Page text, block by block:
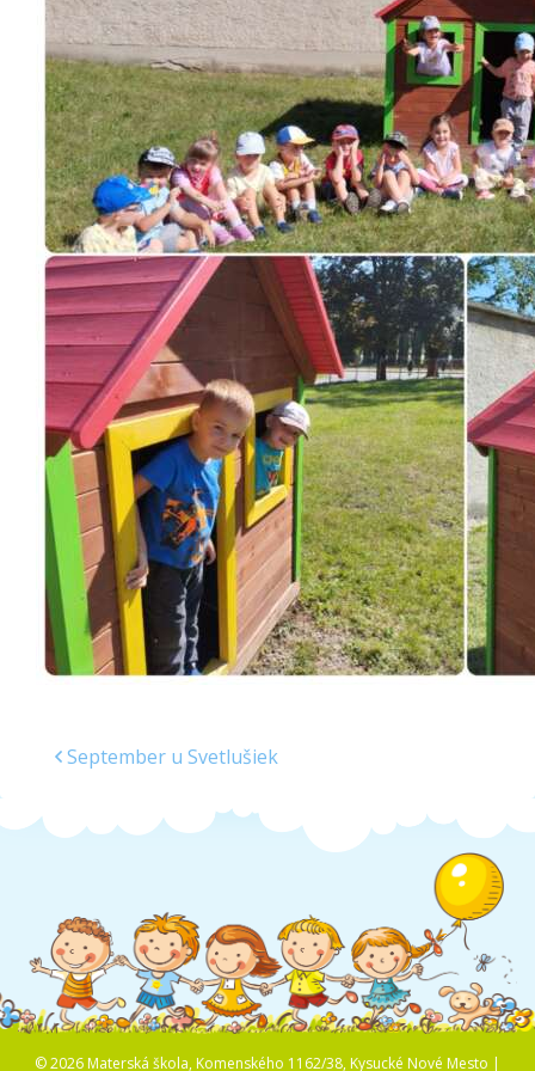
Školská jedáleň
Jedálny lístok
Kontakt
Ochrana osobných
údajov – GDPR
Vzdelávanie
zamestnancov
September u Svetlušiek
© 2026 Materská škola, Komenského 1162/38, Kysucké Nové Mesto |